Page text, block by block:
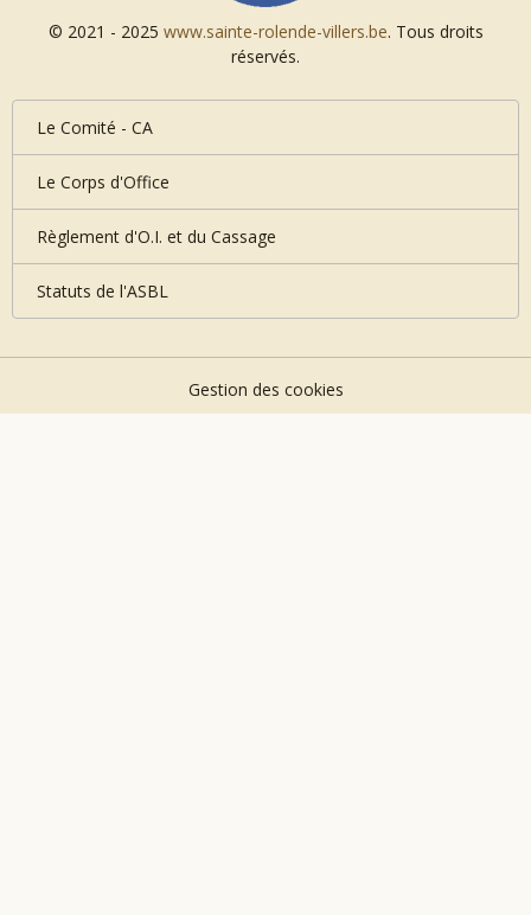
© 2021 - 2025 www.sainte-rolende-villers.be. Tous droits
réservés.
Le Comité - CA
Le Corps d'Office
Règlement d'O.I. et du Cassage
Statuts de l'ASBL
Gestion des cookies